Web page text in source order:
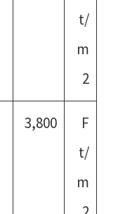
t/
m
2
3,800
F
t/
m